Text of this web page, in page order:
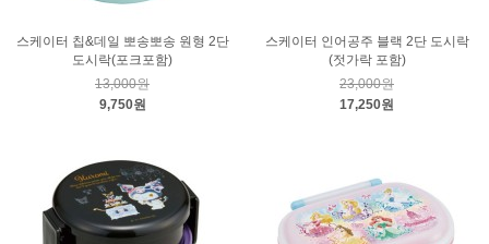
스케이터 칩&데일 뽀송뽀송 원형 2단
도시락(포크포함)
13,000원
9,750원
스케이터 인어공주 블랙 2단 도시락
(젓가락 포함)
23,000원
17,250원